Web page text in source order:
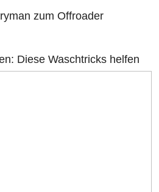
zum Offroader
Diese Waschtricks helfen